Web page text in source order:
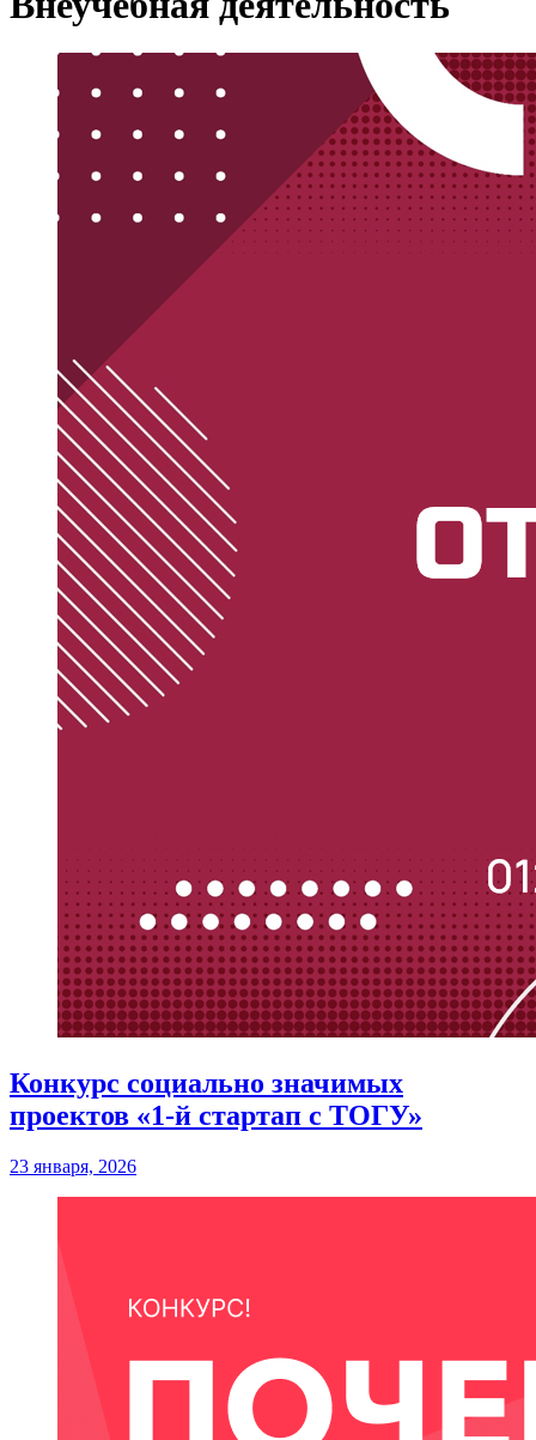
Конкурс социально значимых
проектов «1-й стартап с ТОГУ»
23 января, 2026